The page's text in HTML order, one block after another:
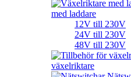
med laddare
12V till 230V
24V till 230V
48V till 230V
växelriktare